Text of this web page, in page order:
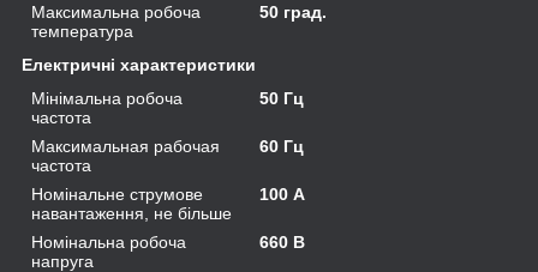
Максимальна робоча
температура
50 град.
Електричні характеристики
Мінімальна робоча
частота
50 Гц
Максимальная рабочая
частота
60 Гц
Номінальне струмове
навантаження, не більше
100 А
Номінальна робоча
напруга
660 В